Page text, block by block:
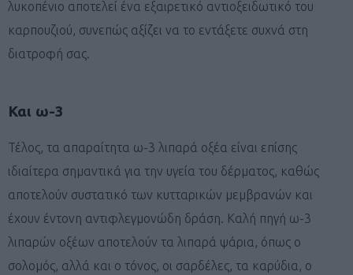
λυκοπένιο αποτελεί ένα εξαιρετικό αντιοξειδωτικό του
καρπουζιού, συνεπώς αξίζει να το εντάξετε συχνά στη
διατροφή σας.
Και ω-3
Τέλος, τα απαραίτητα ω-3 λιπαρά οξέα είναι επίσης
ιδιαίτερα σημαντικά για την υγεία του δέρματος, καθώς
αποτελούν συστατικό των κυτταρικών μεμβρανών και
έχουν έντονη αντιφλεγμονώδη δράση. Καλή πηγή ω-3
λιπαρών οξέων αποτελούν τα λιπαρά ψάρια, όπως ο
σολομός, αλλά και ο τόνος, οι σαρδέλες, τα καρύδια, ο